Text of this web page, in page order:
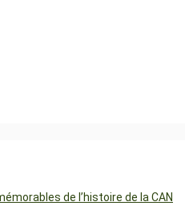
de l’histoire de la CAN